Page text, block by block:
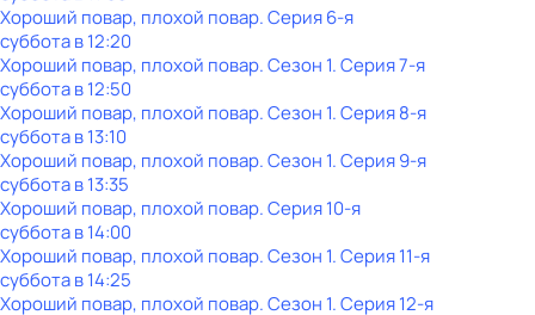
Хороший повар, плохой повар. Серия 6-я
субботав12:20
Хороший повар, плохой повар. Сезон 1. Серия 7-я
субботав12:50
Хороший повар, плохой повар. Сезон 1. Серия 8-я
субботав13:10
Хороший повар, плохой повар. Сезон 1. Серия 9-я
субботав13:35
Хороший повар, плохой повар. Серия 10-я
субботав14:00
Хороший повар, плохой повар. Сезон 1. Серия 11-я
субботав14:25
Хороший повар, плохой повар. Сезон 1. Серия 12-я